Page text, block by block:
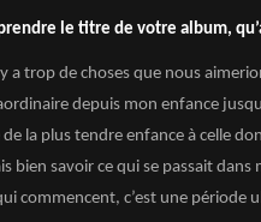
le titre de votre album,
a trop de choses que nous
depuis mon enfance
la plus tendre enfance à celle
bien savoir ce qui se passait
commencent, c’est une période